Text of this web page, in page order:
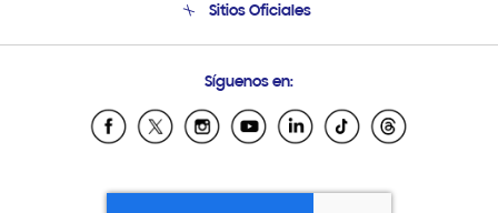
Condiciones de Compra
Soporte vía eMail
Sitios Oficiales
Samsung Ecuador
Samsung El Salvador
Samsung Honduras
Síguenos en: